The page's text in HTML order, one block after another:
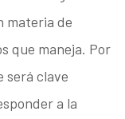
materia de
que maneja. Por
será clave
a la